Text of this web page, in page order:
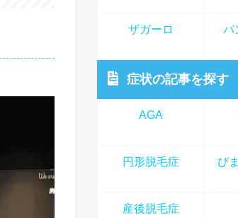
ザガーロ パ
症状の記事を探す
AGA
円形脱毛症 び
産後脱毛症